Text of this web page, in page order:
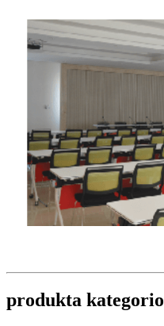
produkta kategorio